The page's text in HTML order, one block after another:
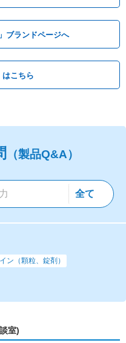
ブランドページへ
はこちら
（製品Q&A）
ン（顆粒、錠剤）
室)